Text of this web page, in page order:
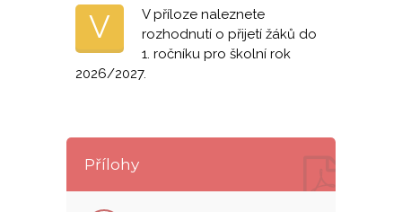
V
V příloze naleznete
rozhodnutí o přijetí žáků do
1. ročníku pro školní rok
2026/2027.
Přílohy